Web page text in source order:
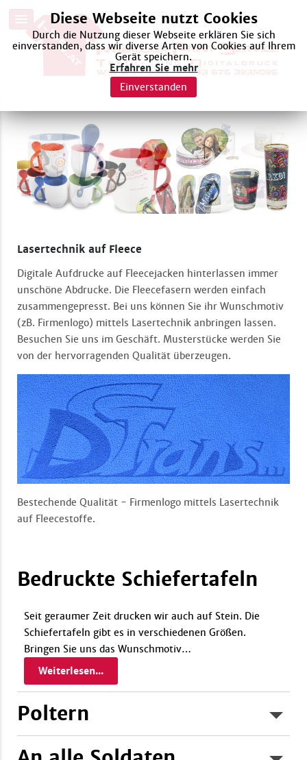
Diese Webseite nutzt Cookies
Durch die Nutzung dieser Webseite erklären Sie sich
einverstanden, dass wir diverse Arten von Cookies auf Ihrem
Gerät speichern.
Erfahren Sie mehr
Einverstanden
Lasertechnik auf Fleece
Digitale Aufdrucke auf Fleecejacken hinterlassen immer
unschöne Abdrucke. Die Fleecefasern werden einfach
zusammengepresst. Bei uns können Sie ihr Wunschmotiv
(zB. Firmenlogo) mittels Lasertechnik anbringen lassen.
Besuchen Sie uns im Geschäft. Musterstücke werden Sie
von der hervorragenden Qualität überzeugen.
Bestechende Qualität - Firmenlogo mittels Lasertechnik
auf Fleecestoffe.
Bedruckte Schiefertafeln
Seit geraumer Zeit drucken wir auch auf Stein. Die
Schiefertafeln gibt es in verschiedenen Größen.
Bringen Sie uns das Wunschmotiv…
Weiterlesen...
Poltern